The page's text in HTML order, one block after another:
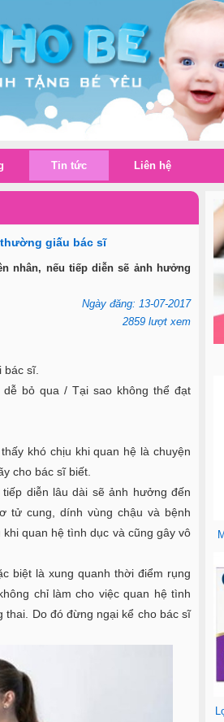
giấu bác sĩ
nhân, nếu tiếp diễn sẽ ảnh hưởng
Ngày đăng: 13-07-2017
2859 lượt xem
bác sĩ.
bỏ qua / Tại sao không thể đạt
khó chịu khi quan hệ là chuyện
cho bác sĩ biết.
diễn lâu dài sẽ ảnh hưởng đến
tử cung, dính vùng chậu và bệnh
quan hệ tình dục và cũng gây vô
biệt là xung quanh thời điểm rụng
chỉ làm cho việc quan hệ tình
thai. Do đó đừng ngại kể cho bác sĩ
Tin tức Liên hệ